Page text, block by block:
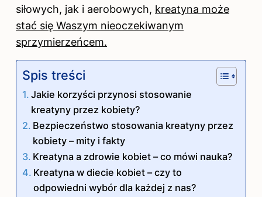
siłowych, jak i aerobowych, kreatyna może
stać się Waszym nieoczekiwanym
sprzymierzeńcem.
Spis treści
Jakie korzyści przynosi stosowanie
kreatyny przez kobiety?
Bezpieczeństwo stosowania kreatyny przez
kobiety – mity i fakty
Kreatyna a zdrowie kobiet – co mówi nauka?
Kreatyna w diecie kobiet – czy to
odpowiedni wybór dla każdej z nas?